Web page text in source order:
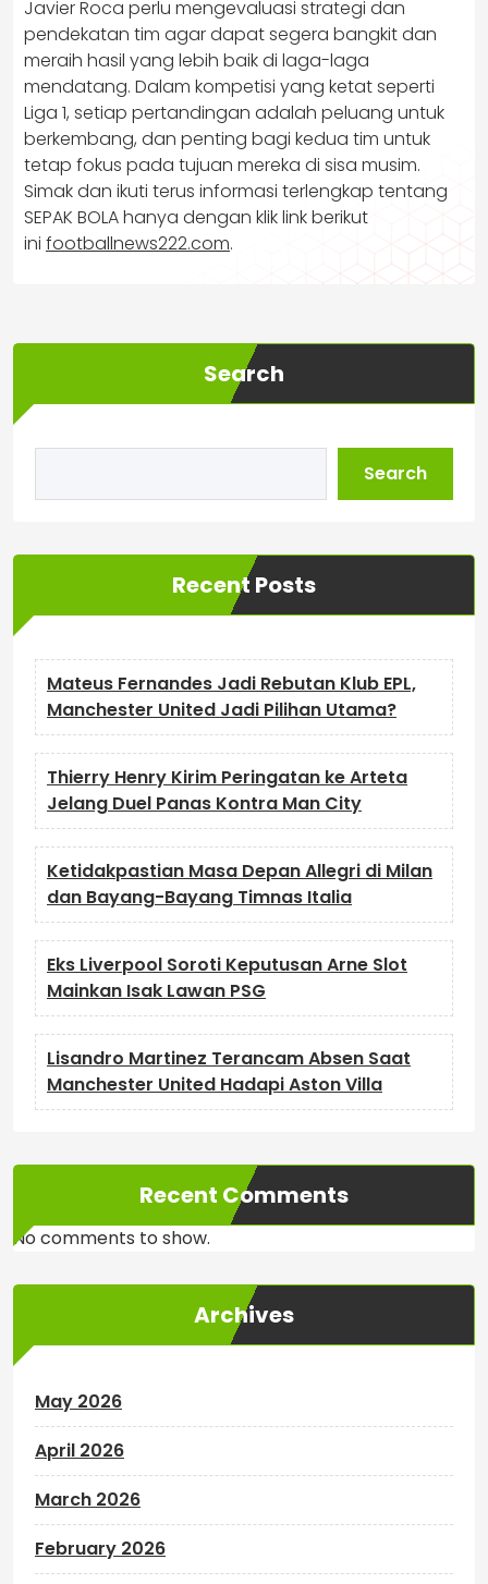
Javier Roca perlu mengevaluasi strategi dan
pendekatan tim agar dapat segera bangkit dan
meraih hasil yang lebih baik di laga-laga
mendatang. Dalam kompetisi yang ketat seperti
Liga 1, setiap pertandingan adalah peluang untuk
berkembang, dan penting bagi kedua tim untuk
tetap fokus pada tujuan mereka di sisa musim.
Simak dan ikuti terus informasi terlengkap tentang
SEPAK BOLA hanya dengan klik link berikut
ini footballnews222.com.
Search
Search
Recent Posts
Mateus Fernandes Jadi Rebutan Klub EPL,
Manchester United Jadi Pilihan Utama?
Thierry Henry Kirim Peringatan ke Arteta
Jelang Duel Panas Kontra Man City
Ketidakpastian Masa Depan Allegri di Milan
dan Bayang-Bayang Timnas Italia
Eks Liverpool Soroti Keputusan Arne Slot
Mainkan Isak Lawan PSG
Lisandro Martinez Terancam Absen Saat
Manchester United Hadapi Aston Villa
Recent Comments
No comments to show.
Archives
May 2026
April 2026
March 2026
February 2026